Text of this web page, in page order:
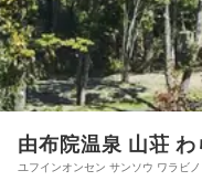
由布院温泉 山荘 わ
ユフインオンセン サンソウ ワラビノ